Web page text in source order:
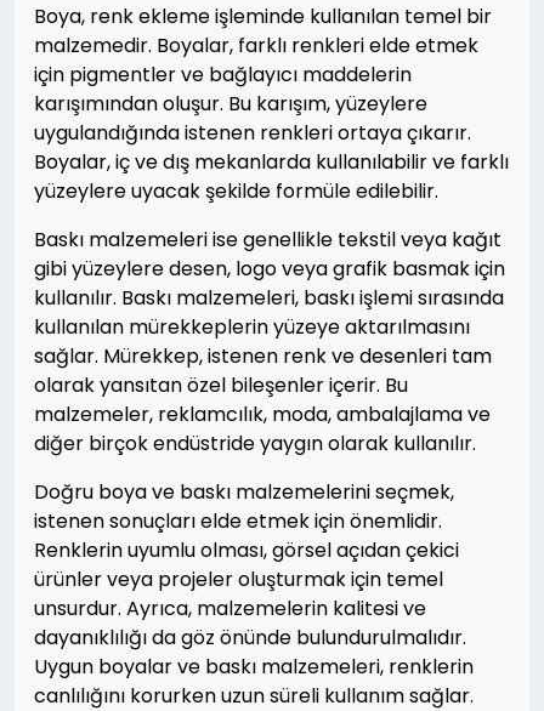
Boya, renk ekleme işleminde kullanılan temel bir
malzemedir. Boyalar, farklı renkleri elde etmek
için pigmentler ve bağlayıcı maddelerin
karışımından oluşur. Bu karışım, yüzeylere
uygulandığında istenen renkleri ortaya çıkarır.
Boyalar, iç ve dış mekanlarda kullanılabilir ve farklı
yüzeylere uyacak şekilde formüle edilebilir.
Baskı malzemeleri ise genellikle tekstil veya kağıt
gibi yüzeylere desen, logo veya grafik basmak için
kullanılır. Baskı malzemeleri, baskı işlemi sırasında
kullanılan mürekkeplerin yüzeye aktarılmasını
sağlar. Mürekkep, istenen renk ve desenleri tam
olarak yansıtan özel bileşenler içerir. Bu
malzemeler, reklamcılık, moda, ambalajlama ve
diğer birçok endüstride yaygın olarak kullanılır.
Doğru boya ve baskı malzemelerini seçmek,
istenen sonuçları elde etmek için önemlidir.
Renklerin uyumlu olması, görsel açıdan çekici
ürünler veya projeler oluşturmak için temel
unsurdur. Ayrıca, malzemelerin kalitesi ve
dayanıklılığı da göz önünde bulundurulmalıdır.
Uygun boyalar ve baskı malzemeleri, renklerin
canlılığını korurken uzun süreli kullanım sağlar.